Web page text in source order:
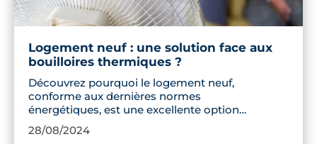
Logement neuf : une solution face aux
bouilloires thermiques ?
Découvrez pourquoi le logement neuf,
conforme aux dernières normes
énergétiques, est une excellente option
pour se protéger des vagues de chaleur.
Face au fléau des bouilloires thermiques,
28/08/2024